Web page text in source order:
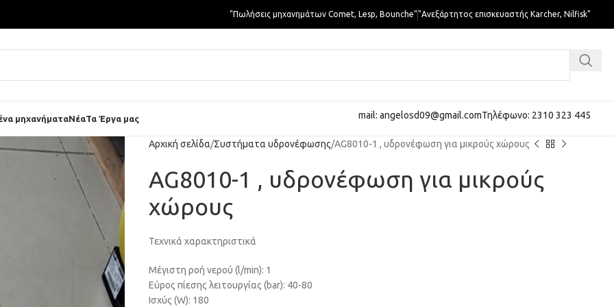
"Πωλήσεις μηχανημάτων Comet, Lesp, Bounche""Ανεξάρτητος επισκευαστής Karcher, Nilfisk"
μηχανήματαΝέαΤα Έργα μας mail: angelosd09@gmail.comΤηλέφωνο: 2310 323 445
Αρχική σελίδα Συστήματα υδρονέφωσης AG8010-1 , υδρονέφωση για μικρούς χώρους
AG8010-1 , υδρονέφωση για μικρούς
χώρους
Τεχνικά χαρακτηριστικά
Μέγιστη ροή νερού (l/min): 1
Εύρος πίεσης λειτουργίας (bar): 40-80
Ισχύς (W): 180